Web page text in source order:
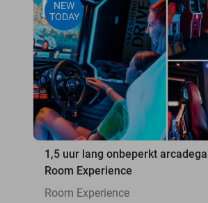
NEW
TODAY
1,5 uur lang onbeperkt
Room Experience
Room Experience